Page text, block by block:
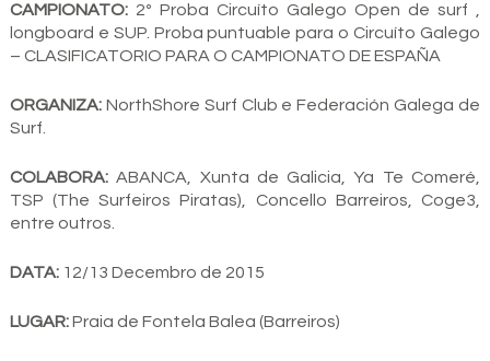
CAMPIONATO:2º Proba Circuíto Galego Open de surf ,
longboard e SUP. Proba puntuable para o Circuíto Galego
– CLASIFICATORIO PARA O CAMPIONATO DE ESPAÑA
ORGANIZA:NorthShore Surf Club e Federación Galega de
Surf.
COLABORA:ABANCA, Xunta de Galicia, Ya Te Comeré,
TSP (The Surfeiros Piratas), Concello Barreiros, Coge3,
entre outros.
DATA:12/13 Decembro de 2015
LUGAR:Praia de Fontela Balea (Barreiros)